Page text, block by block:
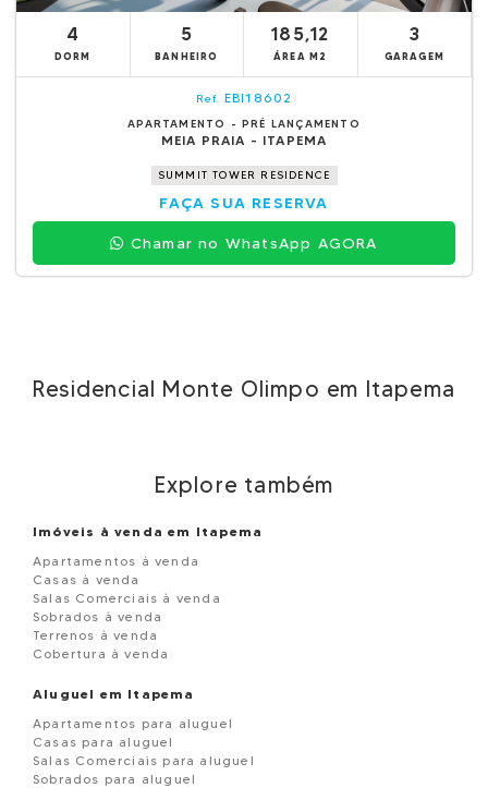
4
DORM
5
BANHEIRO
185,12
ÁREA M2
3
GARAGEM
Ref. EBI18602
APARTAMENTO - PRÉ LANÇAMENTO
MEIA PRAIA - ITAPEMA
SUMMIT TOWER RESIDENCE
FAÇA SUA RESERVA
Chamar no WhatsApp AGORA
Residencial Monte Olimpo em Itapema
Explore também
Imóveis à venda em Itapema
Apartamentos à venda
Casas à venda
Salas Comerciais à venda
Sobrados à venda
Terrenos à venda
Cobertura à venda
Aluguel em Itapema
Apartamentos para aluguel
Casas para aluguel
Salas Comerciais para aluguel
Sobrados para aluguel